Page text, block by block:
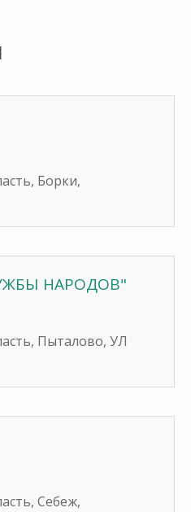
Борки,
НАРОДОВ"
Пыталово, УЛ
Себеж,